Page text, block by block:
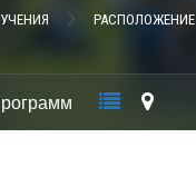
РАСПОЛОЖЕНИЕ